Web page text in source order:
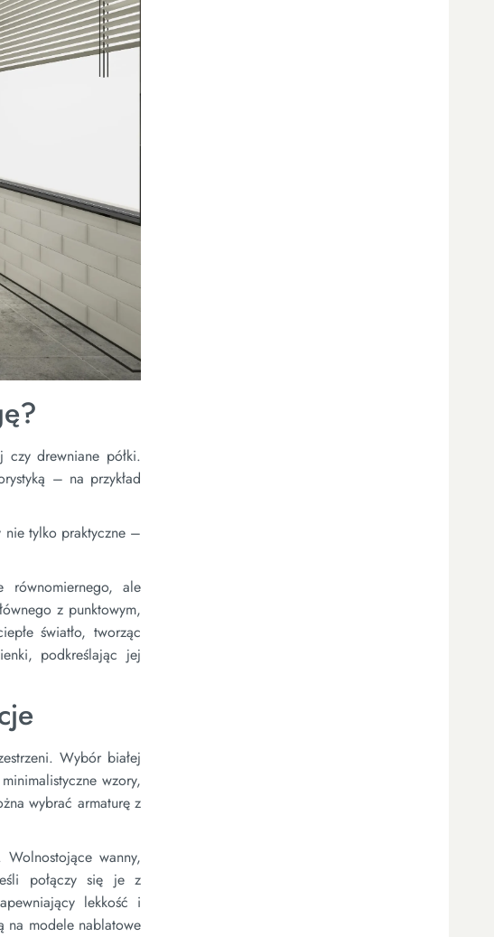
drewniane półki.
– na przykład
nie tylko praktyczne –
równomiernego, ale
z punktowym,
światło, tworząc
podkreślając jej
Wybór białej
wzory,
wybrać armaturę z
wanny,
połączy się je z
lekkość i
na modele nablatowe